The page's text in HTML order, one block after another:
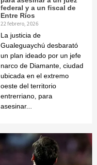
federal y a un fiscal de
Entre Ríos
22 febrero, 2026
La justicia de
Gualeguaychú desbarató
un plan ideado por un jefe
narco de Diamante, ciudad
ubicada en el extremo
oeste del territorio
entrerriano, para
asesinar...